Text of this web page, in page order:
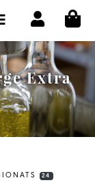
Extra
24